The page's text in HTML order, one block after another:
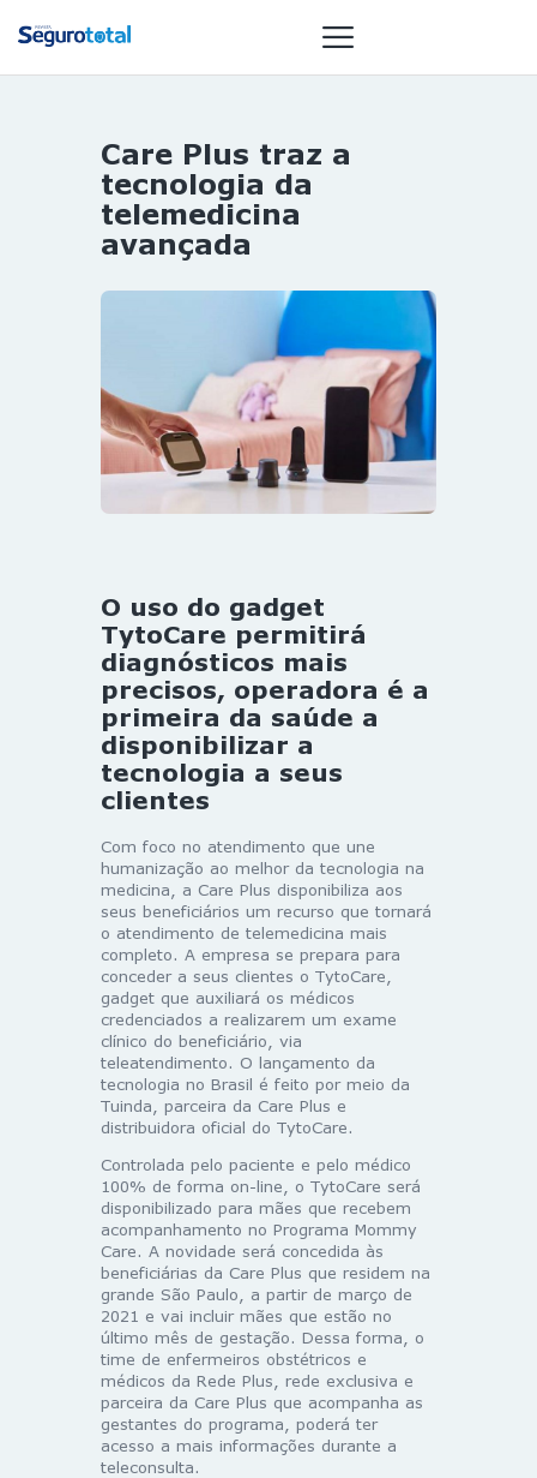
NOTÍCIAS
REVISTA
ESPECIAIS
ST SUMMIT
MULHERES
GESTORAS
HOMEST
HOME
Care Plus traz a
tecnologia da
telemedicina
avançada
O uso do gadget
TytoCare permitirá
diagnósticos mais
precisos, operadora é a
primeira da saúde a
disponibilizar a
tecnologia a seus
clientes
Com foco no atendimento que une
humanização ao melhor da tecnologia na
medicina, a Care Plus disponibiliza aos
seus beneficiários um recurso que tornará
o atendimento de telemedicina mais
completo. A empresa se prepara para
conceder a seus clientes o TytoCare,
gadget que auxiliará os médicos
credenciados a realizarem um exame
clínico do beneficiário, via
teleatendimento. O lançamento da
tecnologia no Brasil é feito por meio da
Tuinda, parceira da Care Plus e
distribuidora oficial do TytoCare.
Controlada pelo paciente e pelo médico
100% de forma on-line, o TytoCare será
disponibilizado para mães que recebem
acompanhamento no Programa Mommy
Care. A novidade será concedida às
beneficiárias da Care Plus que residem na
grande São Paulo, a partir de março de
2021 e vai incluir mães que estão no
último mês de gestação. Dessa forma, o
time de enfermeiros obstétricos e
médicos da Rede Plus, rede exclusiva e
parceira da Care Plus que acompanha as
gestantes do programa, poderá ter
acesso a mais informações durante a
teleconsulta.